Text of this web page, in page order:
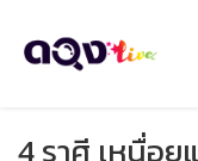
4 ราศี เหนื่อ